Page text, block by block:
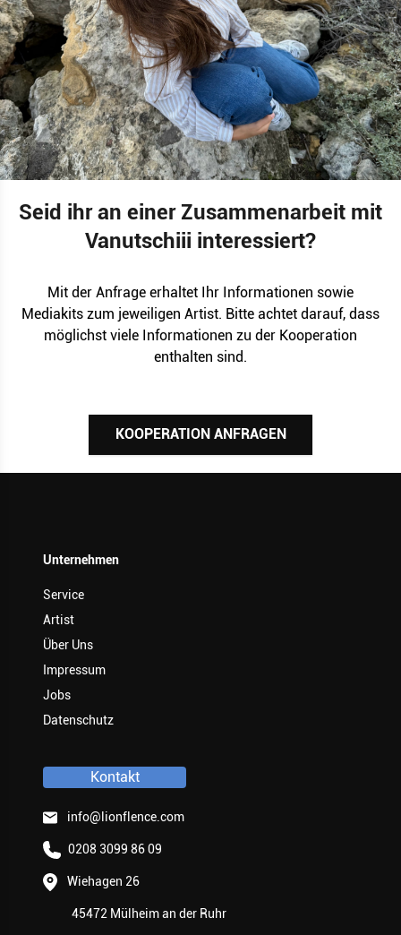
Seid ihr an einer Zusammenarbeit mit
Vanutschiii interessiert?
Mit der Anfrage erhaltet Ihr Informationen sowie
Mediakits zum jeweiligen Artist. Bitte achtet darauf, dass
möglichst viele Informationen zu der Kooperation
enthalten sind.
KOOPERATION ANFRAGEN
Kontakt
info@lionflence.com
0208 3099 86 09
Wiehagen 26
45472 Mülheim an der Ruhr
Unternehmen
Service
Artist
Über Uns
Impressum
Jobs
Datenschutz